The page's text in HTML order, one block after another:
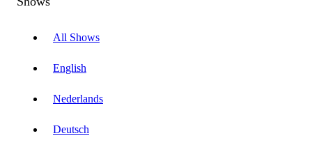
All Shows
English
Nederlands
Deutsch